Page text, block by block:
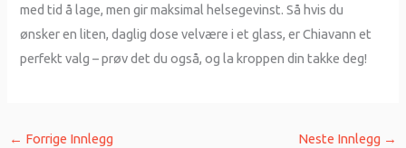
med tid å lage, men gir maksimal helsegevinst. Så hvis du
ønsker en liten, daglig dose velvære i et glass, er Chiavann et
perfekt valg – prøv det du også, og la kroppen din takke deg!
← Forrige Innlegg Neste Innlegg →